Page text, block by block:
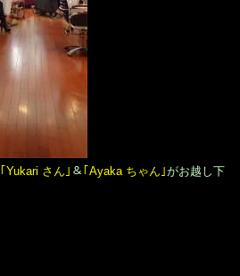
｢Yukari さん｣ ＆｢Ayaka ちゃん｣がお越し下